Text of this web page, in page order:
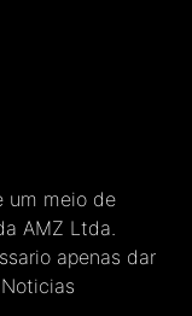
um meio de
AMZ Ltda.
apenas dar